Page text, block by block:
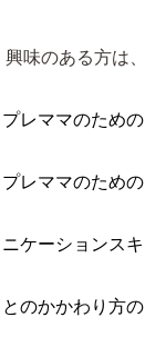
味のある方は、
レママのための
レママのための
ケーションスキ
のかかわり方の